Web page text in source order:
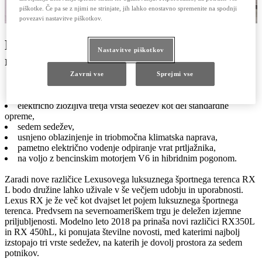
Novi Lexus RX L ponuja kombinacijo
razkošja in logistične svobode:
električno zložljiva tretja vrsta sedežev kot del standardne
opreme,
sedem sedežev,
usnjeno oblazinjenje in triobmočna klimatska naprava,
pametno električno vodenje odpiranje vrat prtljažnika,
na voljo z bencinskim motorjem V6 in hibridnim pogonom.
Zaradi nove različice Lexusovega luksuznega športnega terenca RX
L bodo družine lahko uživale v še večjem udobju in uporabnosti.
Lexus RX je že več kot dvajset let pojem luksuznega športnega
terenca. Predvsem na severnoameriškem trgu je deležen izjemne
priljubljenosti. Modelno leto 2018 pa prinaša novi različici RX350L
in RX 450hL, ki ponujata številne novosti, med katerimi najbolj
izstopajo tri vrste sedežev, na katerih je dovolj prostora za sedem
potnikov.
piškotke. Če pa se z njimi ne strinjate, jih lahko enostavno spremenite na spodnji
povezavi nastavitve piškotkov.
Nastavitve piškotkov
Zavrni vse Sprejmi vse